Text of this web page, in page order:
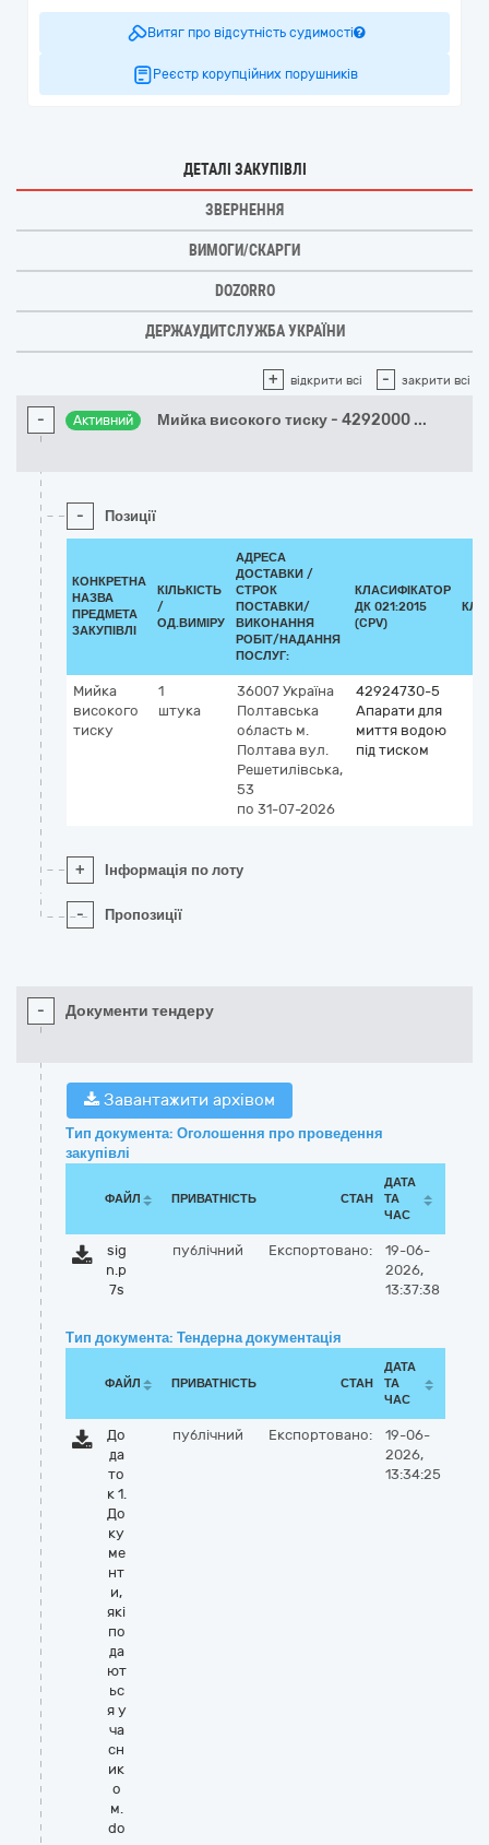
Витяг про відсутність судимості
Реєстр корупційних порушників
ДЕТАЛІ ЗАКУПІВЛІ
ЗВЕРНЕННЯ
ВИМОГИ/СКАРГИ
DOZORRO
ДЕРЖАУДИТСЛУЖБА УКРАЇНИ
+ відкрити всі - закрити всі
- Активний Мийка високого тиску - 4292000 ...
- Позиції
КОНКРЕТНА
НАЗВА
ПРЕДМЕТА
ЗАКУПІВЛІ
КІЛЬКІСТЬ
/
ОД.ВИМІРУ
АДРЕСА
ДОСТАВКИ /
СТРОК
ПОСТАВКИ/
ВИКОНАННЯ
РОБІТ/НАДАННЯ
ПОСЛУГ:
КЛАСИФІКАТОР
ДК 021:2015
(CPV)
Мийка
високого
тиску
1
штука
36007 Україна
Полтавська
область м.
Полтава вул.
Решетилівська,
53
по 31-07-2026
42924730-5
Апарати для
миття водою
під тиском
+ Інформація по лоту
- Пропозиції
- Документи тендеру
Завантажити архівом
Тип документа: Оголошення про проведення
закупівлі
ФАЙЛ ПРИВАТНІСТЬ СТАН
ДАТА
ТА
ЧАС
sig
n.p
7s
публічний Експортовано:
19-06-
2026,
13:37:38
Тип документа: Тендерна документація
ФАЙЛ ПРИВАТНІСТЬ СТАН
ДАТА
ТА
ЧАС
До
да
то
к 1.
До
ку
ме
нт
и,
які
по
да
ют
ьс
я у
ча
сн
ик
о
м.
do
публічний Експортовано:
19-06-
2026,
13:34:25